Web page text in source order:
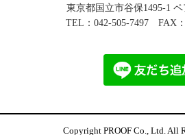
東京都国立市谷保1495-1
TEL： 042-505-7497 FAX：
Copyright PROOF Co., Ltd. All